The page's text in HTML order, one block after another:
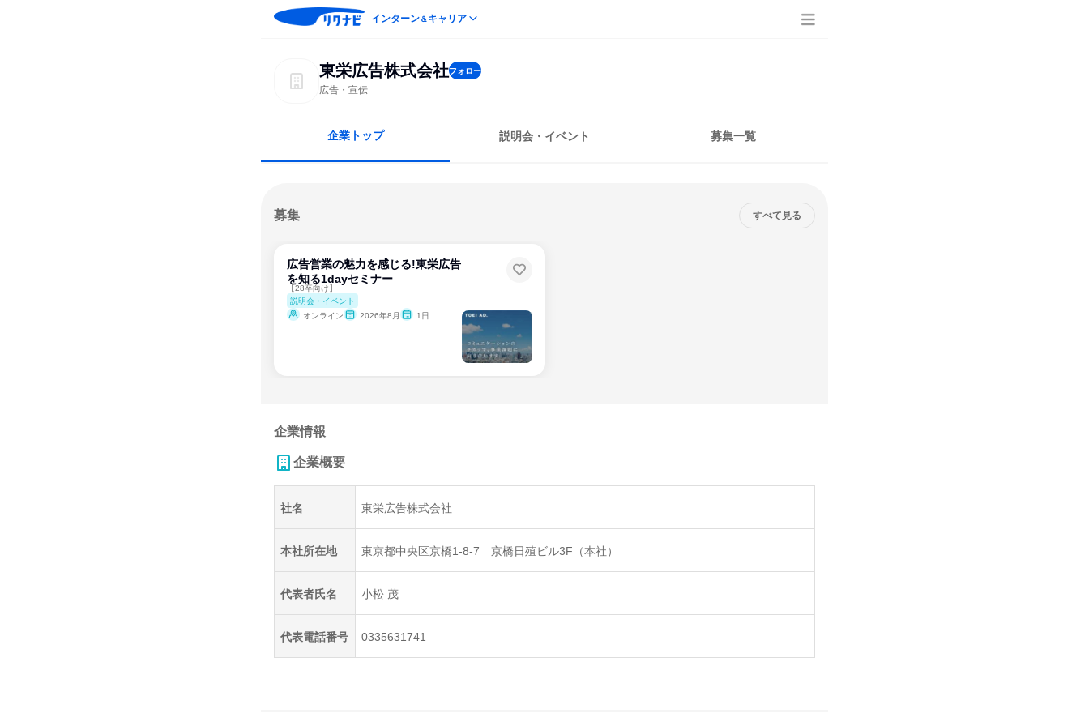
インターン＆キャリア
東栄広告株式会社フォロー
広告・宣伝
企業トップ 説明会・イベント 募集一覧
募集 すべて見る
広告営業の魅力を感じる!東栄広告
を知る1dayセミナー
【28卒向け】
説明会・イベント
オンライン
2026年8月 1日
企業情報
企業概要
社名 東栄広告株式会社
本社所在地 東京都中央区京橋1-8-7 京橋日殖ビル3F（本社）
代表者氏名 小松 茂
代表電話番号 0335631741